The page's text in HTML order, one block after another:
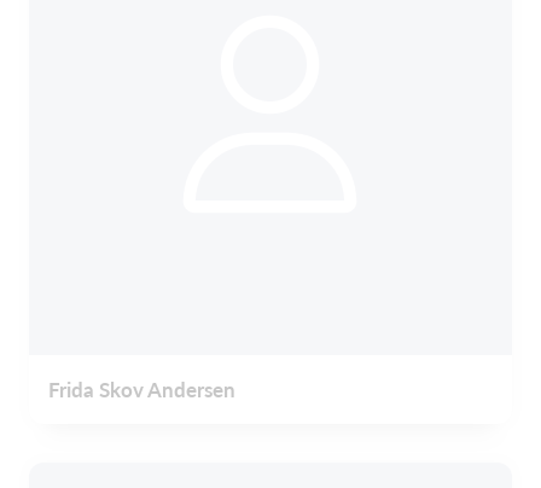
Frida Skov Andersen